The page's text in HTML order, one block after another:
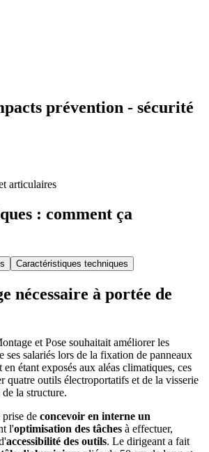
prévention - sécurité
articulaires
: comment ça
Caractéristiques techniques
nécessaire à portée de
et Pose souhaitait améliorer les
ses salariés lors de la fixation de panneaux
étant exposés aux aléas climatiques, ces
quatre outils électroportatifs et de la visserie
la structure.
de concevoir en interne un
l'optimisation des tâches à effectuer,
accessibilité des outils. Le dirigeant a fait